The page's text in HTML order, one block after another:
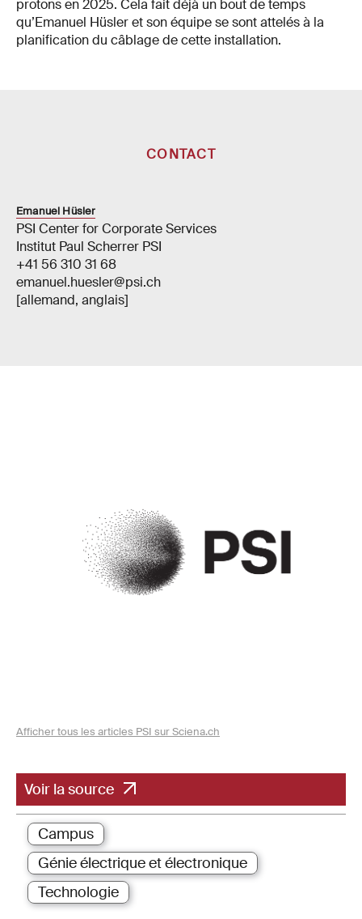
protons en 2025. Cela fait déjà un bout de temps
qu’Emanuel Hüsler et son équipe se sont attelés à la
planification du câblage de cette installation.
CONTACT
Emanuel Hüsler
PSI Center for Corporate Services
Institut Paul Scherrer PSI
+41 56 310 31 68
emanuel.huesler@psi.ch
[allemand, anglais]
Afficher tous les articles PSI sur Sciena.ch
Voir la source
Campus
Génie électrique et électronique
Technologie